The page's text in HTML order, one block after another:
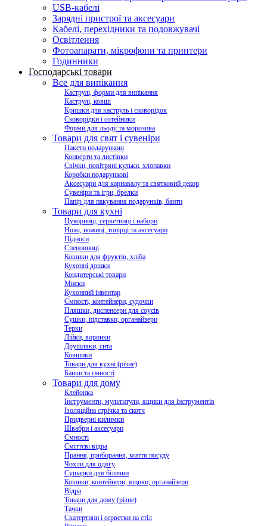
USB-кабелі
Зарядні пристрої та аксесуари
Кабелі, перехідники та подовжувачі
Освітлення
Фотоапарати, мікрофони та принтери
Годинники
Господарські товари
Все для випікання
Каструлі, форми для випікання
Каструлі, ковші
Кришки для каструль і сковорідок
Сковорідки і сотейники
Форми для льоду та морозива
Товари для свят і сувеніри
Пакети подарункові
Конверти та листівки
Свічки, повітряні кульки, хлопавки
Коробки подарункові
Аксесуари для карнавалу та святковий декор
Сувеніри та ігри, брелки
Папір для пакування подарунків, банти
Товари для кухні
Цукорниці, серветниці і набори
Ножі, ножиці, топірці та аксесуари
Підноси
Спецовниці
Кошики для фруктів, хліба
Кухонні дошки
Кондитерські товари
Миски
Кухонний інвентар
Ємності, контейнери, судочки
Пляшки, диспенсери для соусів
Сушки, підставки, органайзери
Терки
Лійки, воронки
Друшляки, сита
Ковшики
Товари для кухні (різне)
Банки та ємності
Товари для дому
Клейонка
Інструменти, мультитули, ящики для інструментів
Ізоляційна стрічка та скотч
Придверні килимки
Швабри і аксесуари
Ємності
Сміттєві відра
Прання, прибирання, миття посуду
Чохли для одягу
Сушарки для білизни
Кошики, контейнери, ящики, органайзери
Відра
Товари для дому (різне)
Тачки
Скатертини і серветки на стіл